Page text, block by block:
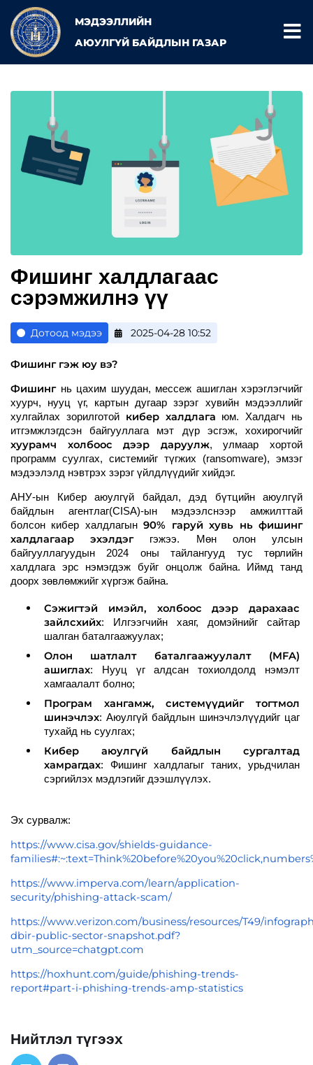
МЭДЭЭЛЛИЙН
АЮУЛГҮЙ БАЙДЛЫН ГАЗАР
Фишинг халдлагаас
сэрэмжилнэ үү
Дотоод мэдээ 2025-04-28 10:52
Фишинг гэж юу вэ?
Фишингнь цахим шуудан, мессеж ашиглан хэрэглэгчийг
хуурч, нууц үг, картын дугаар зэрэг хувийн мэдээллийг
хулгайлах зорилготой кибер халдлага юм. Халдагч нь
итгэмжлэгдсэн байгууллага мэт дүр эсгэж, хохирогчийг
хуурамч холбоос дээр даруулж, улмаар хортой
программ суулгах, системийг түгжих (ransomware), эмзэг
мэдээлэлд нэвтрэх зэрэг үйлдлүүдийг хийдэг.
АНУ-ын Кибер аюулгүй байдал, дэд бүтцийн аюулгүй
байдлын агентлаг(CISA)-ын мэдээлснээр амжилттай
болсон кибер халдлагын90% гаруй хувь нь фишинг
халдлагаар эхэлдэг гэжээ.
Мөн олон улсын
байгууллагуудын 2024 оны тайлангууд тус төрлийн
халдлага эрс нэмэгдэж буйг онцолж байна. Иймд танд
доорх зөвлөмжийг хүргэж байна.
Сэжигтэй имэйл, холбоос дээр дарахаас
зайлсхийх: Илгээгчийн хаяг, домэйнийг сайтар
шалган баталгаажуулах;
Олон шатлалт баталгаажуулалт (MFA)
ашиглах: Нууц үг алдсан тохиолдолд нэмэлт
хамгаалалт болно​;
Програм хангамж, системүүдийг тогтмол
шинэчлэх: Аюулгүй байдлын шинэчлэлүүдийг цаг
тухайд нь суулгах;​
Кибер аюулгүй байдлын сургалтад
хамрагдах: Фишинг халдлагыг таних, урьдчилан
сэргийлэх мэдлэгийг дээшлүүлэх.​
Эх сурвалж:
https://www.cisa.gov/shields-guidance-
https://www.imperva.com/learn/application-
security/phishing-attack-scam/
https://www.verizon.com/business/resources/T49/
dbir-public-sector-snapshot.pdf?
utm_source=chatgpt.com
https://hoxhunt.com/guide/phishing-trends-
report#part-i-phishing-trends-amp-statistics
Нийтлэл түгээх